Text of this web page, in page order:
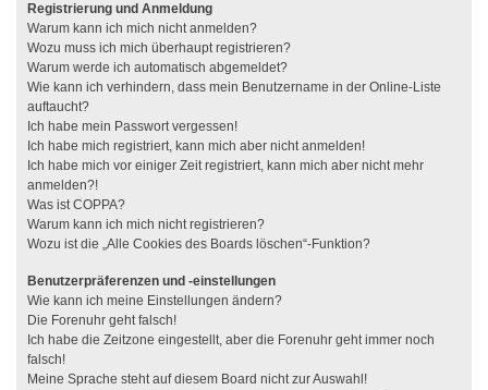
Registrierung und Anmeldung
Warum kann ich mich nicht anmelden?
Wozu muss ich mich überhaupt registrieren?
Warum werde ich automatisch abgemeldet?
Wie kann ich verhindern, dass mein Benutzername in der Online-Liste
auftaucht?
Ich habe mein Passwort vergessen!
Ich habe mich registriert, kann mich aber nicht anmelden!
Ich habe mich vor einiger Zeit registriert, kann mich aber nicht mehr
anmelden?!
Was ist COPPA?
Warum kann ich mich nicht registrieren?
Wozu ist die „Alle Cookies des Boards löschen“-Funktion?
Benutzerpräferenzen und -einstellungen
Wie kann ich meine Einstellungen ändern?
Die Forenuhr geht falsch!
Ich habe die Zeitzone eingestellt, aber die Forenuhr geht immer noch
falsch!
Meine Sprache steht auf diesem Board nicht zur Auswahl!